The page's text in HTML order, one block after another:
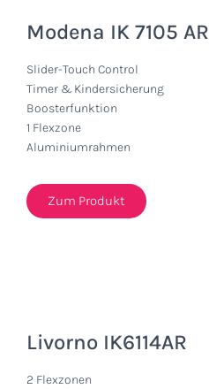
Modena IK 7105 AR
Slider-Touch Control
Timer & Kindersicherung
Boosterfunktion
1 Flexzone
Aluminiumrahmen
Zum Produkt
Livorno IK6114AR
2 Flexzonen